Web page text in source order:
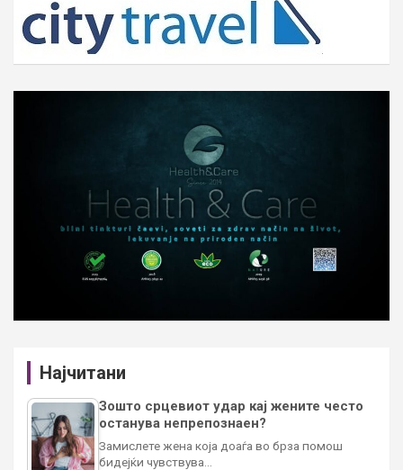
h
Најчитани
Зошто срцевиот удар кај жените често
останува непрепознаен?
Замислете жена која доаѓа во брза помош
бидејќи чувствува…